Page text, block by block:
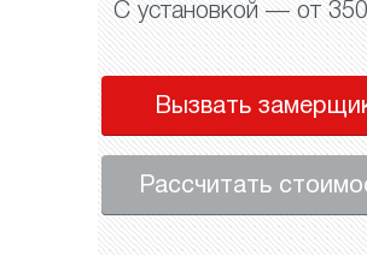
С установкой — от
Вызвать
Рассчитать